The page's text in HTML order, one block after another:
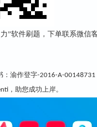
”软件刷题，下单联系微信
：渝作登字-2016-A-00148731
，助您成功上岸。